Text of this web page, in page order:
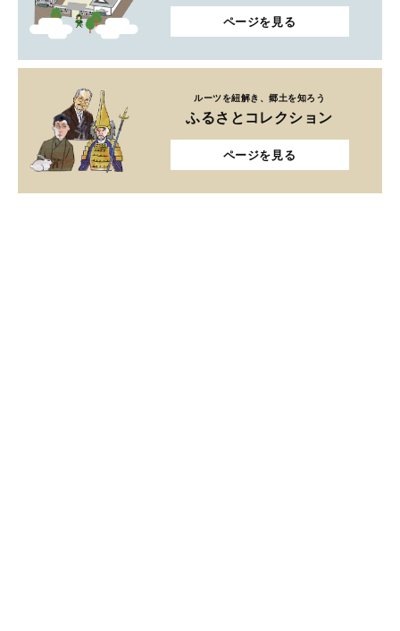
ページを見る
ルーツを紐解き、郷土を知ろう
ふるさとコレクション
ページを見る